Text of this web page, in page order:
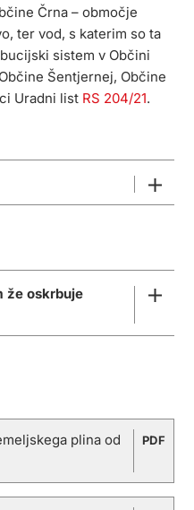
Črna – območje
ter vod, s katerim so ta
sistem v Občini
Šentjernej, Občine
Uradni list RS 204/21.
že oskrbuje
plina od
PDF